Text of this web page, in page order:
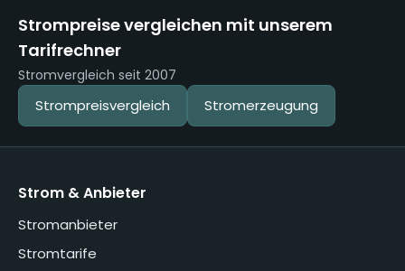
Strompreise vergleichen mit unserem
Tarifrechner
Stromvergleich seit 2007
Strompreisvergleich Stromerzeugung
Strom & Anbieter
Stromanbieter
Stromtarife